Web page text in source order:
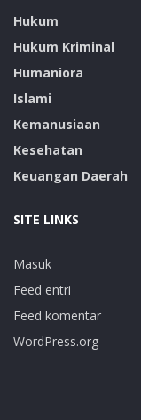
Hukum
Hukum Kriminal
Humaniora
Islami
Kemanusiaan
Kesehatan
Keuangan Daerah
SITE LINKS
Masuk
Feed entri
Feed komentar
WordPress.org